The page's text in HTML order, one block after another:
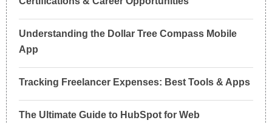
Understanding the Dollar Tree Compass Mobile
App
Tracking Freelancer Expenses: Best Tools & Apps
The Ultimate Guide to HubSpot for Web